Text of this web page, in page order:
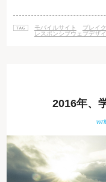
同時に、コントラストがは
ョンにも目がいきます。
モバイルサイト ブレイ
レスポンシブウェブデザ
2016年、